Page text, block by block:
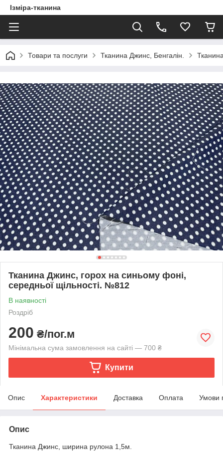
Ізміра-тканина
Товари та послуги Тканина Джинс, Бенгалін.
Тканина Джинс, горох на синьому фоні,
середньої щільності. №812
В наявності
Роздріб
200 ₴/пог.м
Мінімальна сума замовлення на сайті — 700 ₴
Купити
Опис Характеристики Доставка Оплата Умови
Опис
Тканина Джинс, ширина рулона 1,5м.